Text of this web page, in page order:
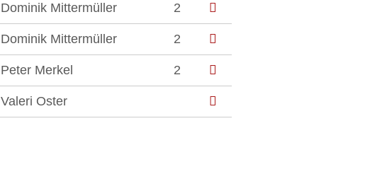
Dominik Mittermüller 2
Dominik Mittermüller 2
Peter Merkel 2
Valeri Oster